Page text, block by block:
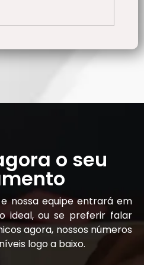
o seu
nossa equipe entrará em
ideal, ou se preferir falar
agora, nossos números
logo a baixo.